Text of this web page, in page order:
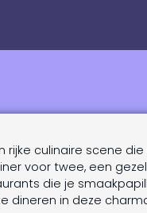
culinaire scene die
voor twee, een
die je
dineren in deze